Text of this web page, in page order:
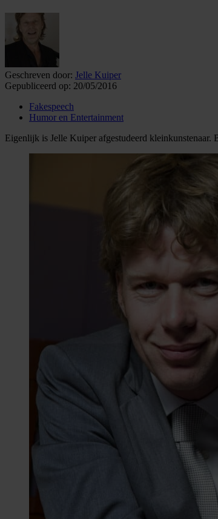
Geschreven door: Jelle Kuiper
Gepubliceerd op: 20/05/2016
Fakespeech
Humor en Entertainment
Eigenlijk is Jelle Kuiper afgestudeerd kleinkunstenaar.